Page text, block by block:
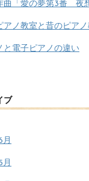
曲「愛の夢第3番 夜
アノ教室と昔のピア
と電子ピアノの違い
ブ